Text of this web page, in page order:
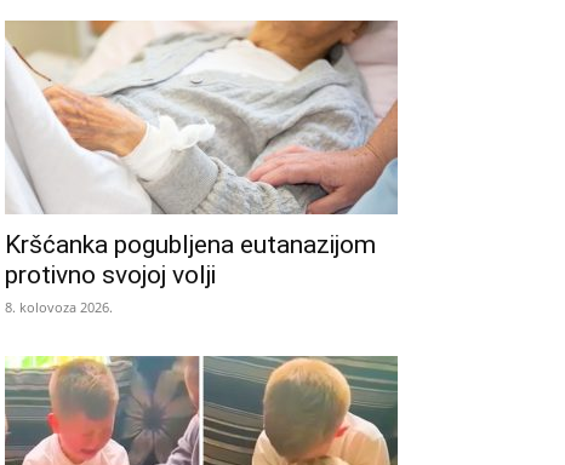
Kršćanka pogubljena eutanazijom
protivno svojoj volji
8. kolovoza 2026.